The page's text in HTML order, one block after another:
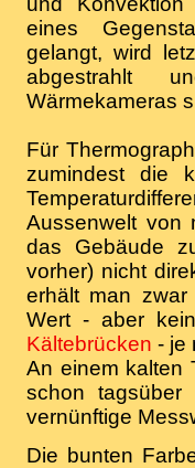
eines
gelangt, wird
abgestrahlt
Wärmekameras
Für
zumindest die
Aussenwelt von
das Gebäude
vorher) nicht
erhält man zwar
Wert - aber
Kältebrücken - je
An einem kalten
schon tagsüber
vernünftige
Die bunten